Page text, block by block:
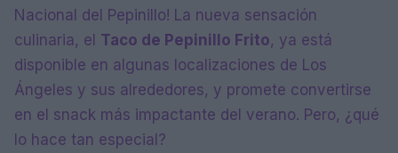
Nacional del Pepinillo! La nueva sensación
culinaria, el Taco de Pepinillo Frito, ya está
disponible en algunas localizaciones de Los
Ángeles y sus alrededores, y promete convertirse
en el snack más impactante del verano. Pero, ¿qué
lo hace tan especial?